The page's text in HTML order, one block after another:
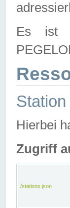
Es ist
Station
Hierbei
Zugriff
/stations.json